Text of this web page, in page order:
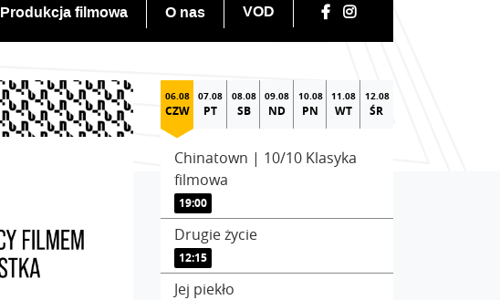
Produkcja filmowa O nas VOD
06.08
CZW
07.08
PT
08.08
SB
09.08
ND
10.08
PN
11.08
WT
12.08
ŚR
Chinatown | 10/10 Klasyka
filmowa
19:00
Drugie życie
12:15
Jej piekło